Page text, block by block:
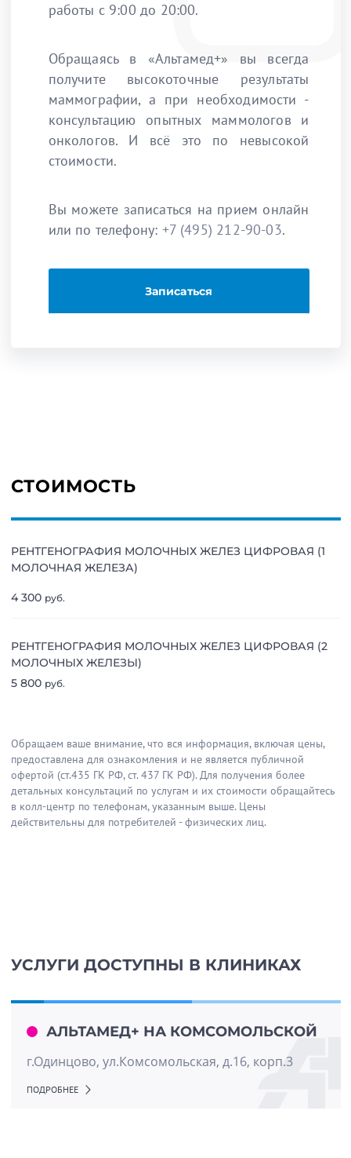
работы с 9:00 до 20:00.
Обращаясь в «Альтамед+» вы всегда
получите высокоточные результаты
маммографии, а при необходимости -
консультацию опытных маммологов и
онкологов. И всё это по невысокой
стоимости.
Вы можете записаться на прием онлайн
или по телефону: +7 (495) 212-90-03.
Записаться
СТОИМОСТЬ
РЕНТГЕНОГРАФИЯ МОЛОЧНЫХ ЖЕЛЕЗ ЦИФРОВАЯ (1
МОЛОЧНАЯ ЖЕЛЕЗА)
4 300 руб.
РЕНТГЕНОГРАФИЯ МОЛОЧНЫХ ЖЕЛЕЗ ЦИФРОВАЯ (2
МОЛОЧНЫХ ЖЕЛЕЗЫ)
5 800 руб.
Обращаем ваше внимание, что вся информация, включая цены,
предоставлена для ознакомления и не является публичной
офертой (ст.435 ГК РФ, cт. 437 ГК РФ). Для получения более
детальных консультаций по услугам и их стоимости обращайтесь
в колл-центр по телефонам, указанным выше. Цены
действительны для потребителей - физических лиц.
УСЛУГИ ДОСТУПНЫ В КЛИНИКАХ
АЛЬТАМЕД+ НА КОМСОМОЛЬСКОЙ
г.Одинцово, ул.Комсомольская, д.16, корп.3
ПОДРОБНЕЕ